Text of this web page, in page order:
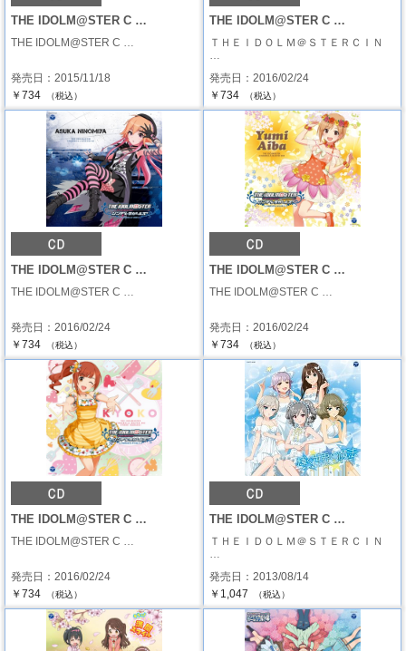
THE IDOLM@STER C …
THE IDOLM@STER C …
発売日：2015/11/18
￥734
（税込）
THE IDOLM@STER C …
ＴＨＥＩＤＯＬＭ＠ＳＴＥＲＣＩＮ
…
発売日：2016/02/24
￥734
（税込）
THE IDOLM@STER C …
THE IDOLM@STER C …
発売日：2016/02/24
￥734
（税込）
THE IDOLM@STER C …
THE IDOLM@STER C …
発売日：2016/02/24
￥734
（税込）
THE IDOLM@STER C …
THE IDOLM@STER C …
発売日：2016/02/24
￥734
（税込）
THE IDOLM@STER C …
ＴＨＥＩＤＯＬＭ＠ＳＴＥＲＣＩＮ
…
発売日：2013/08/14
￥1,047
（税込）